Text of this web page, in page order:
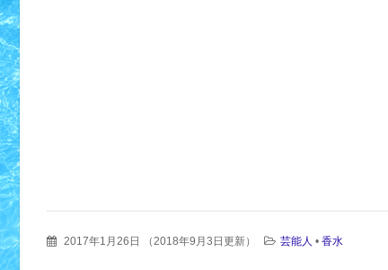
2017年1月26日 （ 2018年9月3日更新） 芸能人 • 香水